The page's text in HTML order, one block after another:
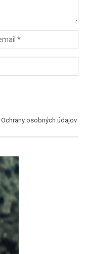
Ochrany osobných údajov